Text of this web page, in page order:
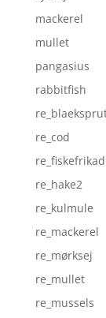
mackerel
mullet
pangasius
rabbitfish
re_cod
re_hake2
re_kulmule
re_mackerel
re_mørksej
re_mullet
re_mussels